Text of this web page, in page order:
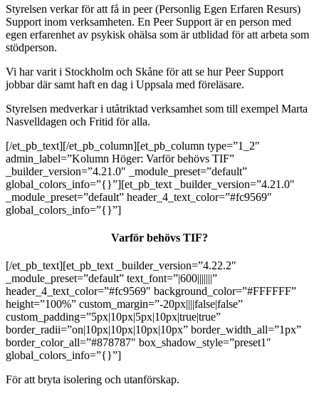
Styrelsen verkar för att få in peer (Personlig Egen Erfaren Resurs)
Support inom verksamheten. En Peer Support är en person med
egen erfarenhet av psykisk ohälsa som är utblidad för att arbeta som
stödperson.
Vi har varit i Stockholm och Skåne för att se hur Peer Support
jobbar där samt haft en dag i Uppsala med föreläsare.
Styrelsen medverkar i utåtriktad verksamhet som till exempel Marta
Nasvelldagen och Fritid för alla.
[/et_pb_text][/et_pb_column][et_pb_column type=”1_2″
admin_label=”Kolumn Höger: Varför behövs TIF”
_builder_version=”4.21.0″ _module_preset=”default”
global_colors_info=”{}”][et_pb_text _builder_version=”4.21.0″
_module_preset=”default” header_4_text_color=”#fc9569″
global_colors_info=”{}”]
Varför behövs TIF?
[/et_pb_text][et_pb_text _builder_version=”4.22.2″
_module_preset=”default” text_font=”|600|||||||”
header_4_text_color=”#fc9569″ background_color=”#FFFFFF”
height=”100%” custom_margin=”-20px||||false|false”
custom_padding=”5px|10px|5px|10px|true|true”
border_radii=”on|10px|10px|10px|10px” border_width_all=”1px”
border_color_all=”#878787″ box_shadow_style=”preset1″
global_colors_info=”{}”]
För att bryta isolering och utanförskap.